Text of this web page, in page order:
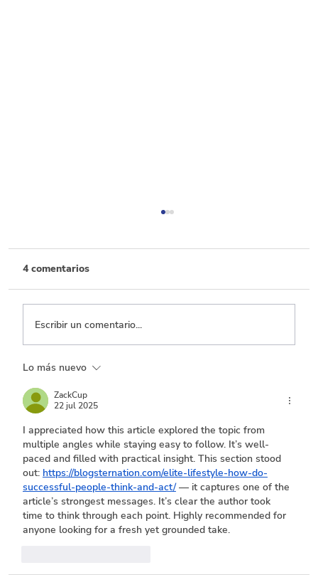
dejan de percibir por beneficios
tributarios
4 comentarios
Escribir un comentario...
Lo más nuevo
ZackCup
22 jul 2025
I appreciated how this article explored the topic from
multiple angles while staying easy to follow. It’s well-
paced and filled with practical insight. This section stood
out: https://blogsternation.com/elite-lifestyle-how-do-
successful-people-think-and-act/ — it captures one of the
article’s strongest messages. It’s clear the author took
time to think through each point. Highly recommended for
anyone looking for a fresh yet grounded take.